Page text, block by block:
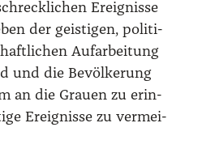
Ereig­nis­se
der geis­ti­gen, poli­ti­
Auf­ar­bei­tung
und die Bevöl­ke­rung
an die Grau­en zu erin­
Ereig­nis­se zu ver­mei­